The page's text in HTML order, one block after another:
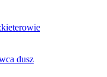
dusz